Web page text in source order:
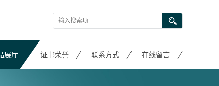
展厅 证书荣誉 联系方式 在线留言